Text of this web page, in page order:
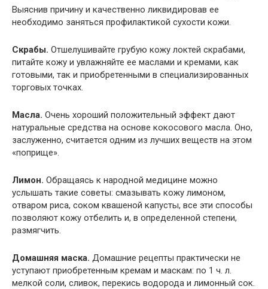
Выяснив причину и качественно ликвидировав ее
необходимо заняться профилактикой сухости кожи.
Скрабы. Отшелушивайте грубую кожу локтей скрабами,
питайте кожу и увлажняйте ее маслами и кремами, как
готовыми, так и приобретенными в специализированных
торговых точках.
Масла. Очень хороший положительный эффект дают
натуральные средства на основе кокосового масла. Оно,
заслуженно, считается одним из лучших веществ на этом
«поприще».
Лимон. Обращаясь к народной медицине можно
услышать такие советы: смазывать кожу лимоном,
отваром риса, соком квашеной капусты, все эти способы
позволяют кожу отбелить и, в определенной степени,
размягчить.
Домашняя маска. Домашние рецепты практически не
уступают приобретенным кремам и маскам: по 1 ч. л.
мелкой соли, сливок, перекись водорода и лимонный сок.